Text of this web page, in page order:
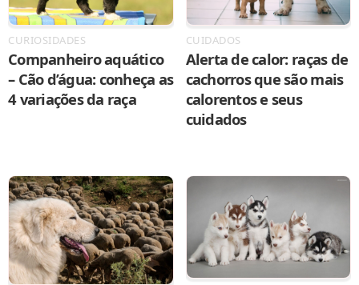
CURIOSIDADES
Companheiro aquático
– Cão d’água: conheça as
4 variações da raça
CUIDADOS
Alerta de calor: raças de
cachorros que são mais
calorentos e seus
cuidados